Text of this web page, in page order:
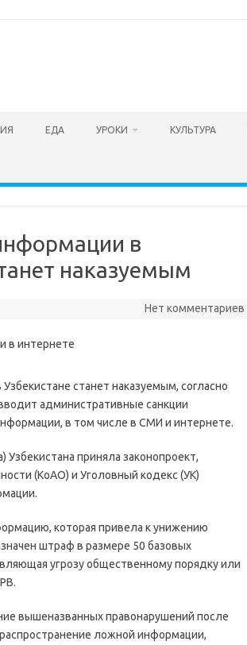
ЕДА УРОКИ КУЛЬТУРА
в
наказуемым
Нет комментариев
станет наказуемым, согласно
административные санкции
в том числе в СМИ и интернете.
приняла законопроект,
(КоАО) и Уголовный кодекс (УК)
которая привела к унижению
штраф в размере 50 базовых
угрозу общественному порядку или
вышеназванных правонарушений после
ложной информации,